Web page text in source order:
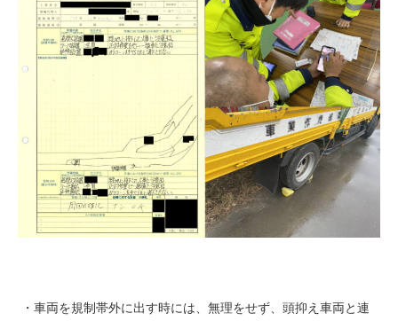
・車両を規制帯外に出す時には、無理をせず、頭抑え車両と連